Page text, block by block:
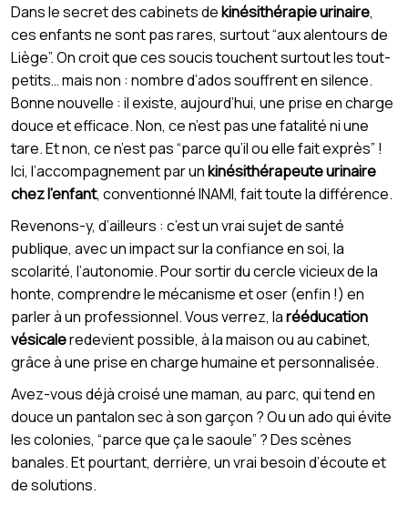
Dans le secret des cabinets dekinésithérapie urinaire,
ces enfants ne sont pas rares, surtout “aux alentours de
Liège”. On croit que ces soucis touchent surtout les tout-
petits… mais non : nombre d’ados souffrent en silence.
Bonne nouvelle : il existe, aujourd’hui, une prise en charge
douce et efficace. Non, ce n’est pas une fatalité ni une
tare. Et non, ce n’est pas “parce qu’il ou elle fait exprès” !
Ici, l’accompagnement par unkinésithérapeute urinaire
chez l'enfant, conventionné INAMI, fait toute la différence.
Revenons-y, d’ailleurs : c’est un vrai sujet de santé
publique, avec un impact sur la confiance en soi, la
scolarité, l’autonomie. Pour sortir du cercle vicieux de la
honte, comprendre le mécanisme et oser (enfin !) en
parler à un professionnel. Vous verrez, larééducation
vésicaleredevient possible, à la maison ou au cabinet,
grâce à une prise en charge humaine et personnalisée.
Avez-vous déjà croisé une maman, au parc, qui tend en
douce un pantalon sec à son garçon ? Ou un ado qui évite
les colonies, “parce que ça le saoule” ? Des scènes
banales. Et pourtant, derrière, un vrai besoin d’écoute et
de solutions.